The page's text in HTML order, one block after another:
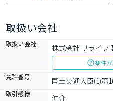
取扱い会社
取扱い会社 株式会社 リライフ
条件
免許番号
国土交通大臣(1)第
取引態様 仲介